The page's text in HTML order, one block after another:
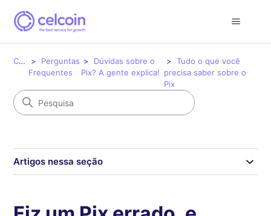
Celcoin
Perguntas
Frequentes
Dúvidas sobre o
Pix? A gente explica!
Tudo o que você
precisa saber sobre o
Pix
Artigos nessa seção